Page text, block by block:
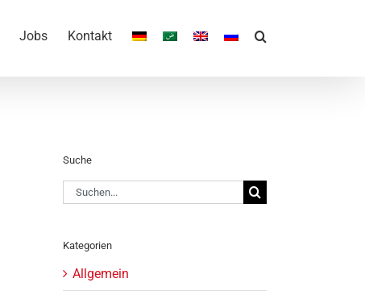
Jobs Kontakt
Suche
Suche
nach:
Kategorien
Allgemein